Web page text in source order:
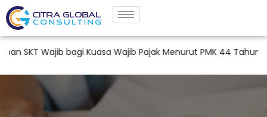
Wajib bagi Kuasa Wajib Pajak Menurut PMK 44 Tahun 2026